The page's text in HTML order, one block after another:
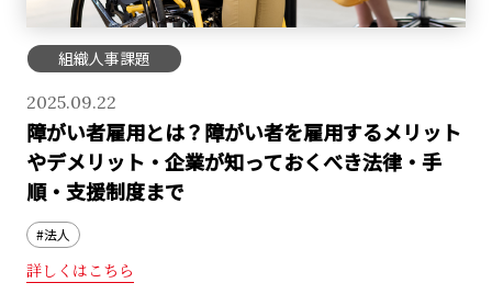
組織人事課題
2025.09.22
障がい者雇用とは？障がい者を雇用するメリット
やデメリット・企業が知っておくべき法律・手
順・支援制度まで
#法人
詳しくはこちら